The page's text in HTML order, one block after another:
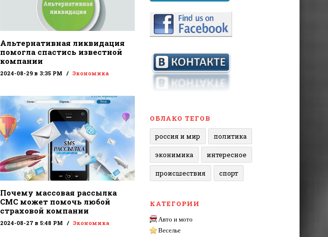
Альтернативная ликвидация
помогла спастись известной
компании
2024-08-29 в 3:35 PM Экономика
Почему массовая рассылка
СМС может помочь любой
страховой компании
2024-08-27 в 5:48 PM Экономика
ОБЛАКО ТЕГОВ
россия и мир
политика
эконимика интересное
происшествия спорт
КАТЕГОРИИ
Авто и мото
Веселье